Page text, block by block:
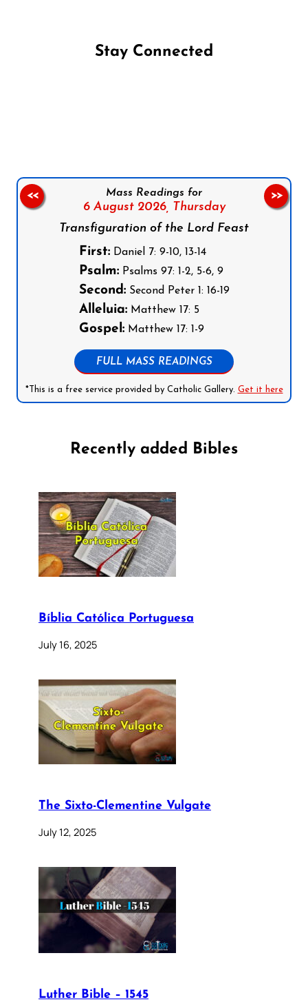
Stay Connected
Mass Readings for
6 August 2026, Thursday
Transfiguration of the Lord Feast
First:Daniel 7: 9-10, 13-14
Psalm:Psalms 97: 1-2, 5-6, 9
Second:Second Peter 1: 16-19
Alleluia:Matthew 17: 5
Gospel:Matthew 17: 1-9
FULL MASS READINGS
*This is a free service provided by Catholic Gallery. Get it here
<< >>
Recently added Bibles
Bíblia Católica Portuguesa
July 16, 2025
The Sixto-Clementine Vulgate
July 12, 2025
Luther Bible – 1545